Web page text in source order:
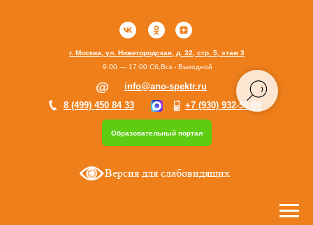
Образовательный портал
г. Москва, ул. Нижегородская, д. 32, стр. 5, этаж 3
+7 (930) 932-50-08
8 (499) 450 84 33
info@ano-spektr.ru
9:00 — 17:00 Сб,Вск - Выходной
Версия для слабовидящих